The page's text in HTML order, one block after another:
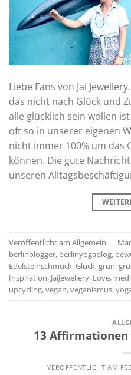
Liebe Fans von Jai
das nicht nach Glück und
alle glücklich sein wollen
oft so in unserer eigenen
nicht immer 100% um das
können. Die gute
unseren
Veröffentlicht am Allgemein |
berlinblogger, berlinyogablog,
Edelsteinschmuck,Glück,grün,
Inspiration, JaiJewellery, Love,
upcycling,vegan,veganismus,
13
VERÖFFENTLICHT AM